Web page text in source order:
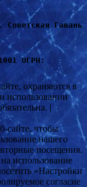
Гавань
ОГРН:
охраняются в
использовании
|
сайте, чтобы
нашего
посещения.
использование
«Настройки
согласие